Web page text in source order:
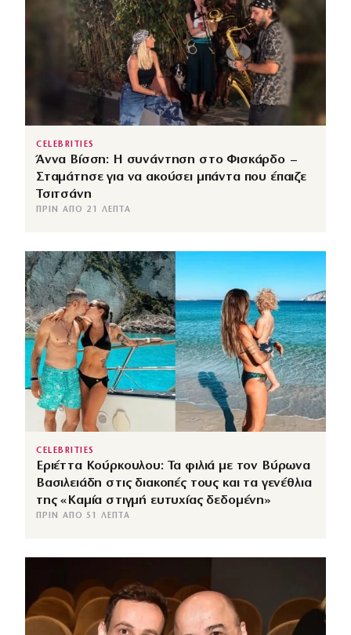
CELEBRITIES
Άννα Βίσση: Η συνάντηση στο Φισκάρδο –
Σταμάτησε για να ακούσει μπάντα που έπαιζε
Τσιτσάνη
ΠΡΙΝ ΑΠΌ 21 ΛΕΠΤΆ
CELEBRITIES
Εριέττα Κούρκουλου: Τα φιλιά με τον Βύρωνα
Βασιλειάδη στις διακοπές τους και τα γενέθλια
της «Καμία στιγμή ευτυχίας δεδομένη»
ΠΡΙΝ ΑΠΌ 51 ΛΕΠΤΆ